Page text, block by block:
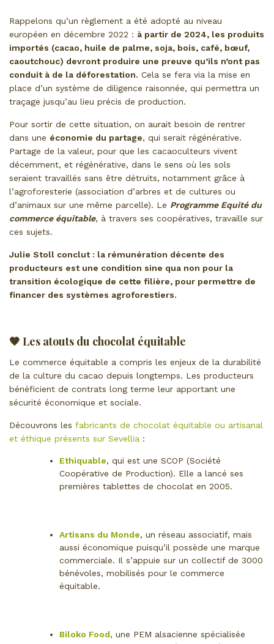
Rappelons qu’un règlement a été adopté au niveau
européen en décembre 2022 : à partir de 2024, les produits
importés (cacao, huile de palme, soja, bois, café, bœuf,
caoutchouc) devront produire une preuve qu’ils n’ont pas
conduit à de la déforestation. Cela se fera via la mise en
place d’un système de diligence raisonnée, qui permettra un
traçage jusqu’au lieu précis de production.
Pour sortir de cette situation, on aurait besoin de rentrer
dans une économie du partage, qui serait régénérative.
Partage de la valeur, pour que les cacaoculteurs vivent
décemment, et régénérative, dans le sens où les sols
seraient travaillés sans être détruits, notamment grâce à
l’agroforesterie (association d’arbres et de cultures ou
d’animaux sur une même parcelle). Le Programme Equité du
commerce équitable, à travers ses coopératives, travaille sur
ces sujets.
Julie Stoll conclut : la rémunération décente des
producteurs est une condition sine qua non pour la
transition écologique de cette filière, pour permettre de
financer des systèmes agroforestiers.
🤎 Les atouts du chocolat équitable
Le commerce équitable a compris les enjeux de la durabilité
de la culture du cacao depuis longtemps. Les producteurs
bénéficient de contrats long terme leur apportant une
sécurité économique et sociale.
Découvrons les fabricants de chocolat équitable ou artisanal
et éthique présents sur Sevellia :
Ethiquable, qui est une SCOP (Société
Coopérative de Production). Elle a lancé ses
premières tablettes de chocolat en 2005.
Artisans du Monde, un réseau associatif, mais
aussi économique puisqu’il possède une marque
commerciale. Il s’appuie sur un collectif de 3000
bénévoles, mobilisés pour le commerce
équitable.
Biloko Food, une PEM alsacienne spécialisée